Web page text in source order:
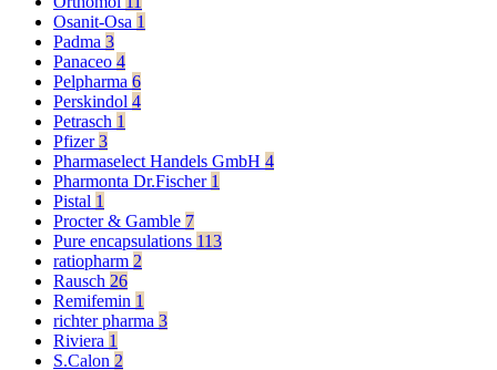
Osanit-Osa 1
Padma 3
Panaceo 4
Pelpharma 6
Perskindol 4
Petrasch 1
Pfizer3
Pharmaselect Handels GmbH 4
Pharmonta Dr.Fischer 1
Pistal 1
Procter & Gamble 7
Pure encapsulations 113
ratiopharm 2
Rausch 26
Remifemin 1
richter pharma 3
Riviera 1
S.Calon 2